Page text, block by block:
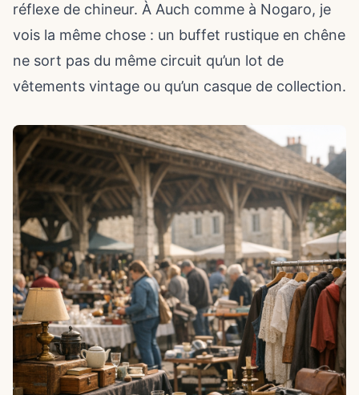
réflexe de chineur. À Auch comme à Nogaro, je
vois la même chose : un buffet rustique en chêne
ne sort pas du même circuit qu’un lot de
vêtements vintage ou qu’un casque de collection.